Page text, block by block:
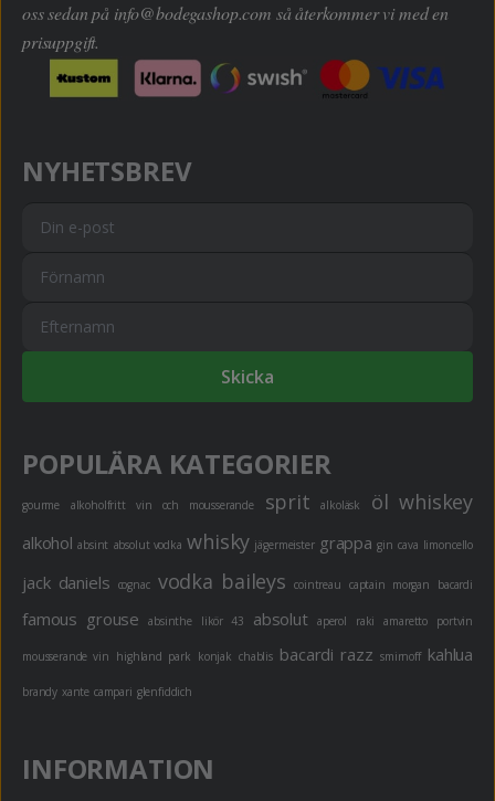
oss sedan på info@bodegashop.com så återkommer vi med en
prisuppgift.
NYHETSBREV
Skicka
POPULÄRA KATEGORIER
gourme alkoholfritt vin och mousserande sprit alkoläsk öl whiskey
alkohol absint absolut vodka whisky jägermeister grappa gin cava limoncello
jack daniels cognac vodka baileys cointreau captain morgan bacardi
famous grouse absinthe likör 43 absolut aperol raki amaretto portvin
mousserande vin highland park konjak chablis bacardi razz smirnoff kahlua
brandy xante campari glenfiddich
INFORMATION